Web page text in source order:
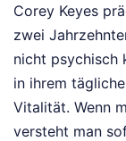
Corey Keyes
zwei
nicht psychisch
in ihrem
Vitalität. Wenn
versteht man